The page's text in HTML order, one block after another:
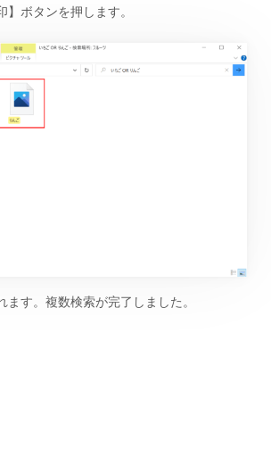
ボタンを押します。
ます。複数検索が完了しました。